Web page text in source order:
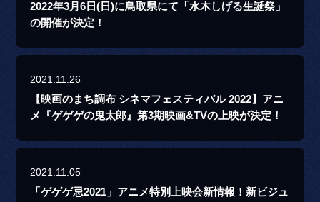
2022年3月6日(日)に鳥取県にて「水木しげる生誕祭」
の開催が決定！
2021.11.26
【映画のまち調布 シネマフェスティバル 2022】アニ
メ『ゲゲゲの鬼太郎』第3期映画&TVの上映が決定！
2021.11.05
「ゲゲゲ忌2021」アニメ特別上映会新情報！新ビジュ